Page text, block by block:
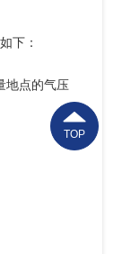
下：
地点的气压
TOP